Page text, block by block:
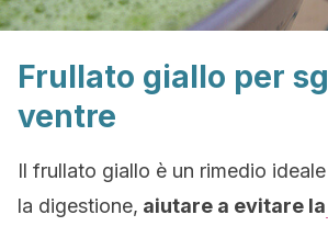
Frullato giallo per
ventre
Il frullato giallo è un rimedio
la digestione, aiutare a evitare la